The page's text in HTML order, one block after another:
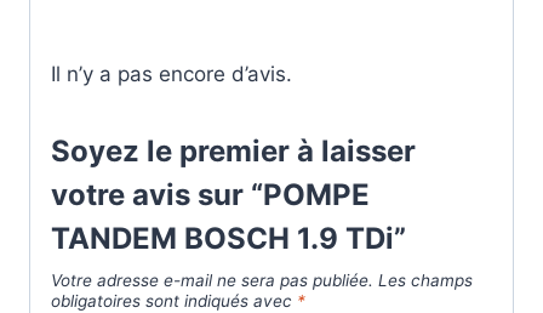
Il n’y a pas encore d’avis.
Soyez le premier à laisser
votre avis sur “POMPE
TANDEM BOSCH 1.9 TDi”
Votre adresse e-mail ne sera pas publiée. Les champs
obligatoires sont indiqués avec *